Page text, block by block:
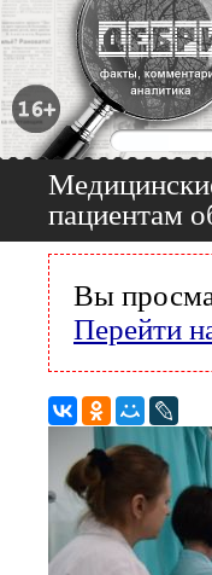
пациентам
Вы
Перейти